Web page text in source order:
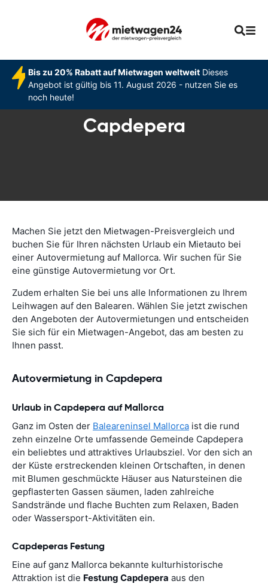
Bis zu 20% Rabatt auf Mietwagen weltweitDieses
Angebot ist gültig bis 11. August 2026 - nutzen Sie es
noch heute!
Capdepera
Machen Sie jetzt den Mietwagen-Preisvergleich und
buchen Sie für Ihren nächsten Urlaub ein Mietauto bei
einer Autovermietung auf Mallorca. Wir suchen für Sie
eine günstige Autovermietung vor Ort.
Zudem erhalten Sie bei uns alle Informationen zu Ihrem
Leihwagen auf den Balearen. Wählen Sie jetzt zwischen
den Angeboten der Autovermietungen und entscheiden
Sie sich für ein Mietwagen-Angebot, das am besten zu
Ihnen passt.
Autovermietung in Capdepera
Urlaub in Capdepera auf Mallorca
Ganz im Osten der Baleareninsel Mallorca ist die rund
zehn einzelne Orte umfassende Gemeinde Capdepera
ein beliebtes und attraktives Urlaubsziel. Vor den sich an
der Küste erstreckenden kleinen Ortschaften, in denen
mit Blumen geschmückte Häuser aus Natursteinen die
gepflasterten Gassen säumen, laden zahlreiche
Sandstrände und flache Buchten zum Relaxen, Baden
oder Wassersport-Aktivitäten ein.
Capdeperas Festung
Eine auf ganz Mallorca bekannte kulturhistorische
Attraktion ist die Festung Capdepera aus den